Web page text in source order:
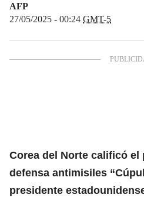
AFP
27/05/2025 - 00:24 GMT-5
Corea del Norte calificó el
defensa antimisiles
presidente